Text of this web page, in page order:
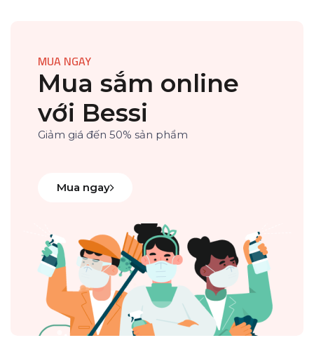
MUA NGAY
Mua sắm online
với Bessi
Giảm giá đến 50% sản phẩm
Mua ngay